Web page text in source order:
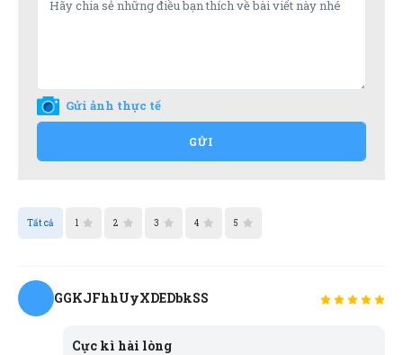
Gửi ảnh thực tế
GỬI
Tất cả 1 2 3 4 5
GGKJFhhUyXDEDbkSS
Cực kì hài lòng